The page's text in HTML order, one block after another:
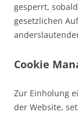
gesperrt,
gesetzlichen
Cookie
Zur Einholung
der Website,